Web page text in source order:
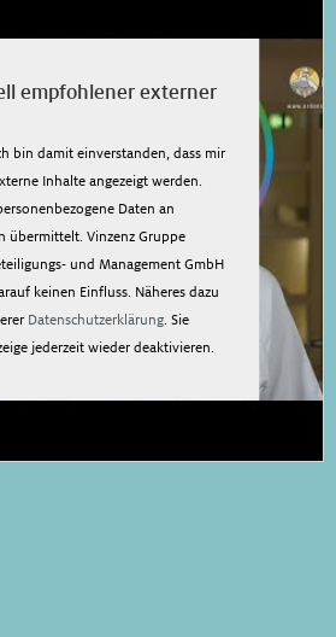
empfohlener externer
bin damit einverstanden, dass mir
Inhalte angezeigt werden.
Daten an
übermittelt. Vinzenz Gruppe
und Management GmbH
keinen Einfluss. Näheres dazu
Datenschutzerklärung. Sie
jederzeit wieder deaktivieren.